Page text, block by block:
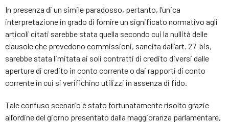
In presenza di un simile paradosso, pertanto, l’unica
interpretazione in grado di fornire un significato normativo agli
articoli citati sarebbe stata quella secondo cui la nullità delle
clausole che prevedono commissioni, sancita dall’art. 27-bis,
sarebbe stata limitata ai soli contratti di credito diversi dalle
aperture di credito in conto corrente o dai rapporti di conto
corrente in cui si verifichino utilizzi in assenza di fido.
Tale confuso scenario è stato fortunatamente risolto grazie
all’ordine del giorno presentato dalla maggioranza parlamentare,